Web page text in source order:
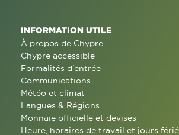
INFORMATION UTILE
À propos de Chypre
Chypre accessible
Formalités d'entrée
Communications
Météo et climat
Langues & Régions
Monnaie officielle et devises
Heure, horaires de travail et jours